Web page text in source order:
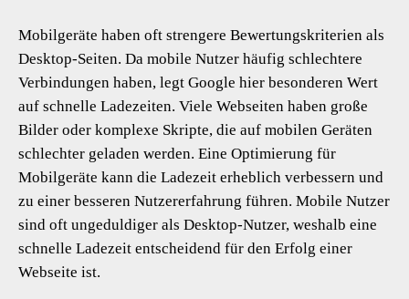
Mobilgeräte haben oft strengere Bewertungskriterien als
Desktop-Seiten. Da mobile Nutzer häufig schlechtere
Verbindungen haben, legt Google hier besonderen Wert
auf schnelle Ladezeiten. Viele Webseiten haben große
Bilder oder komplexe Skripte, die auf mobilen Geräten
schlechter geladen werden. Eine Optimierung für
Mobilgeräte kann die Ladezeit erheblich verbessern und
zu einer besseren Nutzererfahrung führen. Mobile Nutzer
sind oft ungeduldiger als Desktop-Nutzer, weshalb eine
schnelle Ladezeit entscheidend für den Erfolg einer
Webseite ist.